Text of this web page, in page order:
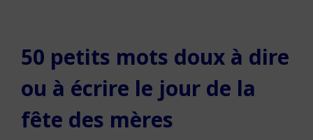
50 petits mots doux à dire
ou à écrire le jour de la
fête des mères